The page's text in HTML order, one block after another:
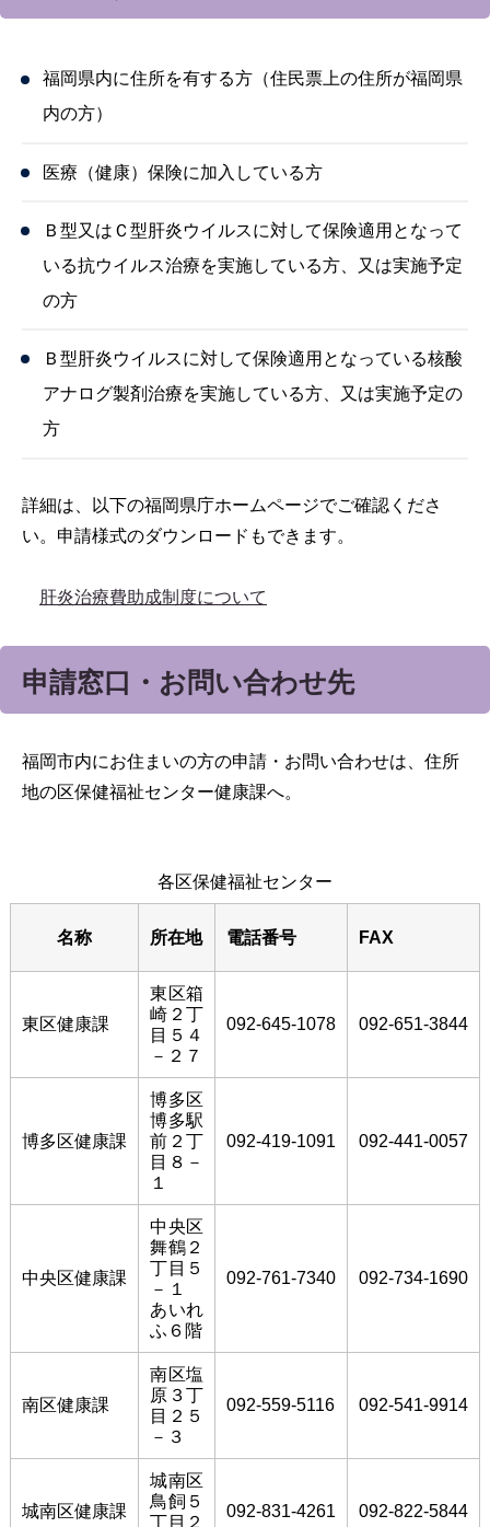
福岡県内に住所を有する方（住民票上の住所が福岡県
内の方）
医療（健康）保険に加入している方
Ｂ型又はＣ型肝炎ウイルスに対して保険適用となって
いる抗ウイルス治療を実施している方、又は実施予定
の方
Ｂ型肝炎ウイルスに対して保険適用となっている核酸
アナログ製剤治療を実施している方、又は実施予定の
方
詳細は、以下の福岡県庁ホームページでご確認くださ
い。申請様式のダウンロードもできます。
肝炎治療費助成制度について
申請窓口・お問い合わせ先
福岡市内にお住まいの方の申請・お問い合わせは、住所
地の区保健福祉センター健康課へ。
各区保健福祉センター
名称 所在地 電話番号 FAX
東区健康課
東区箱
崎２丁
目５４
－２７
092-645-1078 092-651-3844
博多区健康課
博多区
博多駅
前２丁
目８－
１
092-419-1091 092-441-0057
中央区健康課
中央区
舞鶴２
丁目５
－１
あいれ
ふ６階
092-761-7340 092-734-1690
南区健康課
南区塩
原３丁
目２５
－３
092-559-5116 092-541-9914
城南区健康課
城南区
鳥飼５
丁目２
092-831-4261 092-822-5844